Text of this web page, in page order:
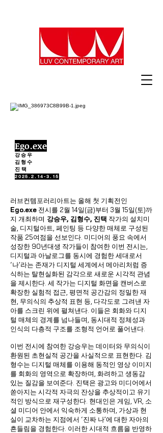
Ego.exe
강승우
김형수
진 택
2025.2.14-3.15
러브컨템포러리아트는 올해 첫 기획전인
Ego.exe 전시를 2월 14일(금)부터 3월 15일(토)까
지 개최하며 강승우, 김형수, 진택 작가의 설치미
술, 디지털아트, 페인팅 등 다양한 매체로 구성된
작품 25여점을 선보인다. 미디어의 풍요 속에서
성장한 90년대생 작가들이 참여한 이번 전시는,
디지털과 아날로그를 동시에 경험한 세대로서
‘나’라는 존재가 디지털 세계에서 메아리처럼 증
식하는 탈현실화된 감각으로 새로운 시각적 관념
을 제시한다. 세 작가는 디지털 화면을 캔버스로
확장한 실험적 접근, 평면적 공간감의 정밀한 재
현, 무의식의 추상적 표현 등, 다각도로 그려낸 자
아를 스크린 위에 펼쳐낸다. 이들은 회화와 디지
털 매체의 경계를 넘나들며, 동시대적 정체성과
인식의 다층적 구조를 조형적 언어로 풀어낸다.
이번 전시에 참여한 강승우는 데이터와 무의식이
환원된 초현실적 공간을 사실적으로 표현한다. 김
형수는 디지털 매체를 이용해 동적인 영상 이미지
를 회화의 영역으로 확장하며, 화려하고 생동감
있는 질감을 보여준다. 진택은 광고와 미디어에서
쏟아지는 시각적 자극의 잔상을 추상적이고 유기
적인 방식으로 재구성한다. 현대인은 게임, VR, 소
셜 미디어 안에서 익숙하게 소통하며, 가상과 현
실이 교차하는 지점에서 ‘진짜 나’에 대한 자아의
흔들림을 경험한다. 이러한 시대적 흐름을 반영하